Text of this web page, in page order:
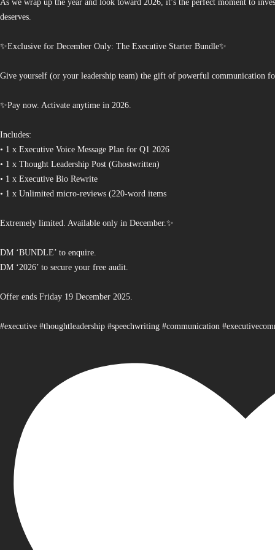
As we wrap up the year and look toward 2026, it’s the perfect moment to
deserves.
✨Exclusive for December Only: The Executive Starter Bundle✨
Give yourself (or your leadership team) the gift of powerful communication
✨Pay now. Activate anytime in 2026.
Includes:
• 1 x Executive Voice Message Plan for Q1 2026
• 1 x Thought Leadership Post (Ghostwritten)
• 1 x Executive Bio Rewrite
• 1 x Unlimited micro-reviews (220-word items
Extremely limited. Available only in December.✨
DM ‘BUNDLE’ to enquire.
DM ‘2026’ to secure your free audit.
Offer ends Friday 19 December 2025.
#executive #thoughtleadership #speechwriting #communication